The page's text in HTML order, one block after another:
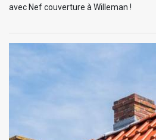
avec Nef couverture à Willeman !